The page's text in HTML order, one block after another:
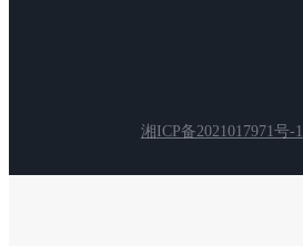
湘ICP备2021017971号-1